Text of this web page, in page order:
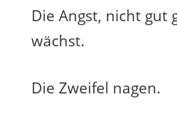
Die Angst, nicht gut
wächst.
Die Zweifel nagen.